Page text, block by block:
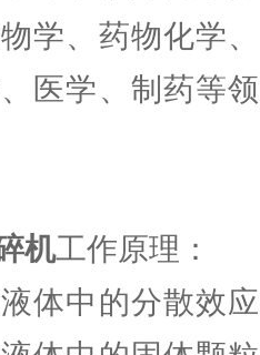
学、药物化学
医学、制药等
机工作原理：
体中的分散效